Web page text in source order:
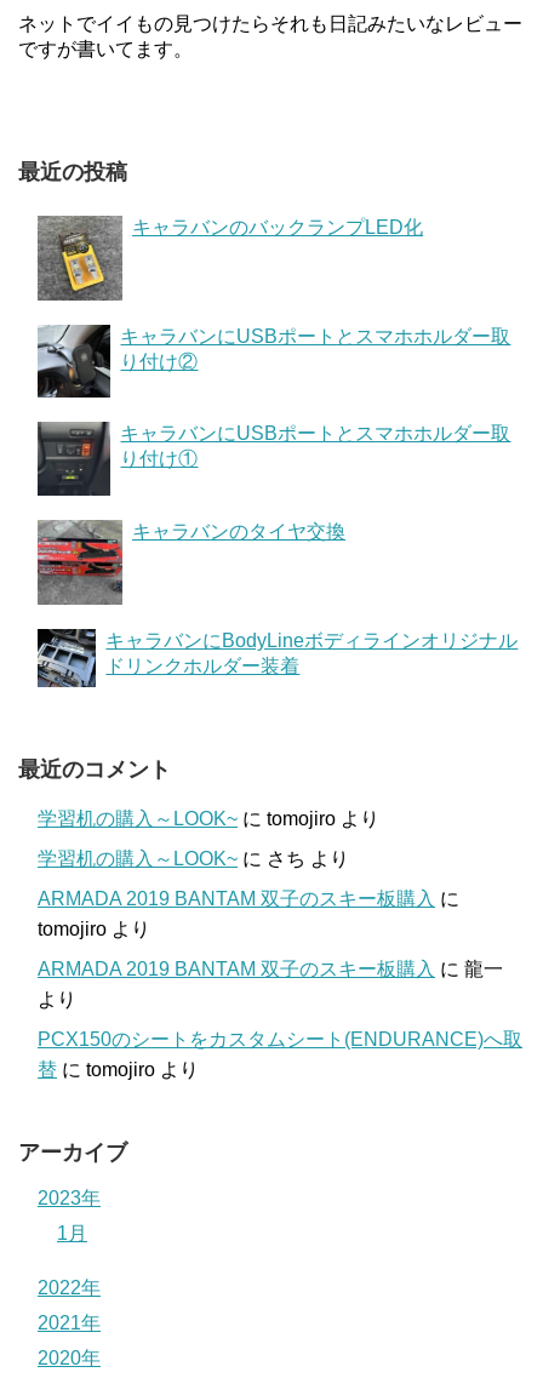
ネットでイイもの見つけたらそれも日記みたいなレビュー
ですが書いてます。
最近の投稿
キャラバンのバックランプLED化
キャラバンにUSBポートとスマホホルダー取
り付け②
キャラバンにUSBポートとスマホホルダー取
り付け①
キャラバンのタイヤ交換
キャラバンにBodyLineボディラインオリジナル
ドリンクホルダー装着
最近のコメント
学習机の購入～LOOK~ に tomojiro より
学習机の購入～LOOK~ に さち より
ARMADA 2019 BANTAM 双子のスキー板購入 に
tomojiro より
ARMADA 2019 BANTAM 双子のスキー板購入 に 龍一
より
PCX150のシートをカスタムシート(ENDURANCE)へ取
替 に tomojiro より
アーカイブ
2023年
1月
2022年
2021年
2020年